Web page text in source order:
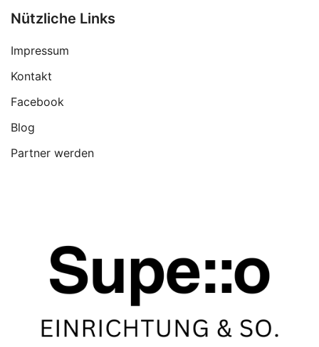
Nützliche Links
Impressum
Kontakt
Facebook
Blog
Partner werden